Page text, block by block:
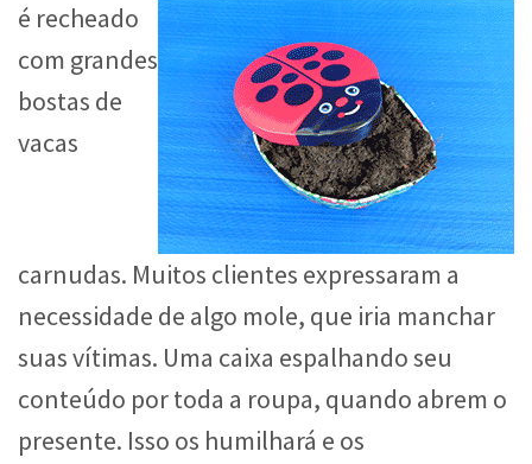
é recheado
com grandes
bostas de
vacas
carnudas. Muitos clientes expressaram a
necessidade de algo mole, que iria manchar
suas vítimas. Uma caixa espalhando seu
conteúdo por toda a roupa, quando abrem o
presente. Isso os humilhará e os